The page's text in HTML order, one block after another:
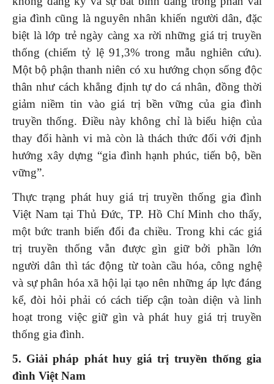
gia đình cũng là nguyên nhân khiến người dân, đặc
biệt là lớp trẻ ngày càng xa rời những giá trị truyền
thống (chiếm tỷ lệ 91,3% trong mẫu nghiên cứu).
Một bộ phận thanh niên có xu hướng chọn sống độc
thân như cách khẳng định tự do cá nhân, đồng thời
giảm niềm tin vào giá trị bền vững của gia đình
truyền thống. Điều này không chỉ là biểu hiện của
thay đổi hành vi mà còn là thách thức đối với định
hướng xây dựng “gia đình hạnh phúc, tiến bộ, bền
vững”.
Thực trạng phát huy giá trị truyền thống gia đình
Việt Nam tại Thủ Đức, TP. Hồ Chí Minh cho thấy,
một bức tranh biến đổi đa chiều. Trong khi các giá
trị truyền thống vẫn được gìn giữ bởi phần lớn
người dân thì tác động từ toàn cầu hóa, công nghệ
và sự phân hóa xã hội lại tạo nên những áp lực đáng
kể, đòi hỏi phải có cách tiếp cận toàn diện và linh
hoạt trong việc giữ gìn và phát huy giá trị truyền
thống gia đình.
5. Giải pháp phát huy giá trị truyền thống gia
đình Việt Nam